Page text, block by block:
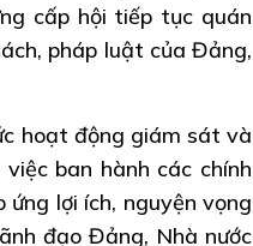
cấp hội tiếp tục quán
pháp luật của Đảng,
hoạt động giám sát và
ban hành các chính
lợi ích, nguyện vọng
đạo Đảng, Nhà nước